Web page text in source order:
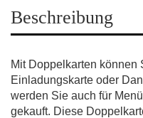
Beschreibung
Mit Doppelkarten können
Einladungskarte oder
werden Sie auch für
gekauft. Diese